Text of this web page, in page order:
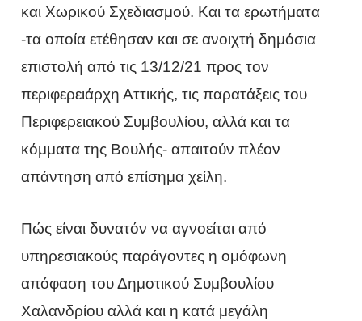
και Χωρικού Σχεδιασμού. Και τα ερωτήματα
-τα οποία ετέθησαν και σε ανοιχτή δημόσια
επιστολή από τις 13/12/21 προς τον
περιφερειάρχη Αττικής, τις παρατάξεις του
Περιφερειακού Συμβουλίου, αλλά και τα
κόμματα της Βουλής- απαιτούν πλέον
απάντηση από επίσημα χείλη.
Πώς είναι δυνατόν να αγνοείται από
υπηρεσιακούς παράγοντες η ομόφωνη
απόφαση του Δημοτικού Συμβουλίου
Χαλανδρίου αλλά και η κατά μεγάλη